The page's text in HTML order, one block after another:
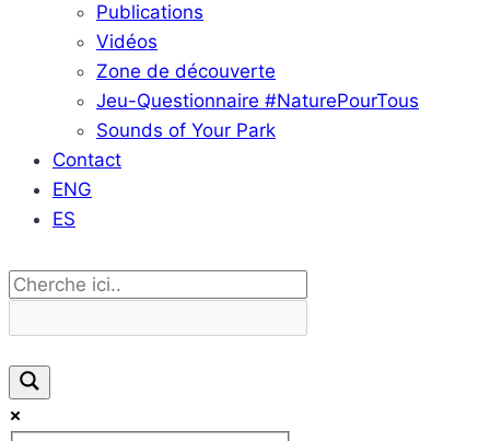
Publications
Vidéos
Zone de découverte
Jeu-Questionnaire #NaturePourTous
Sounds of Your Park
Contact
ENG
ES